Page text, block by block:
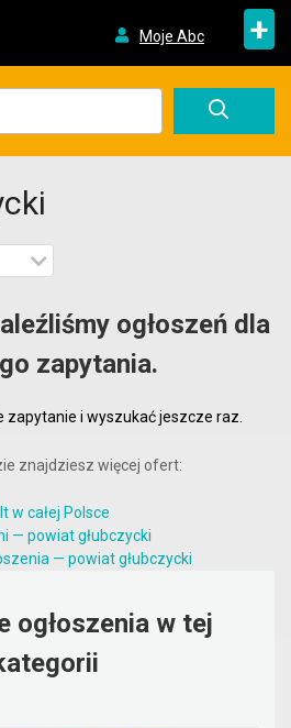
Moje Abc +
ogłoszeń dla
zapytania.
zapytanie i wyszukać jeszcze raz.
znajdziesz więcej ofert:
w całej Polsce
— powiat głubczycki
— powiat głubczycki
ogłoszenia w tej